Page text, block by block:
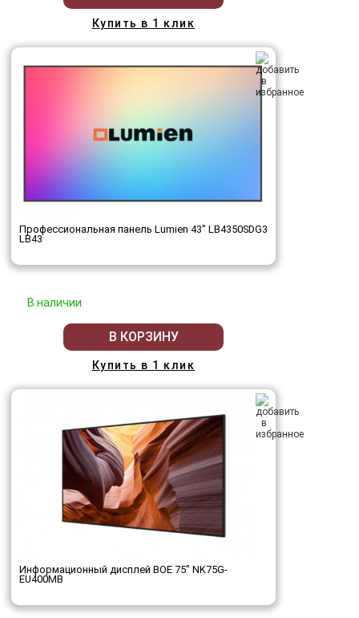
Купить в 1 клик
Профессиональная панель Lumien 43" LB4350SDG3
LB43
В наличии
В КОРЗИНУ
Купить в 1 клик
Информационный дисплей BOE 75" NK75G-
EU400MB